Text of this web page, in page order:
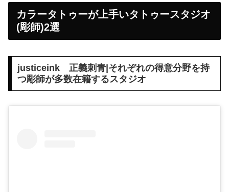
カラータトゥーが上手いタトゥースタジオ
(彫師)2選
justiceink 正義刺青|それぞれの得意分野を持
つ彫師が多数在籍するスタジオ